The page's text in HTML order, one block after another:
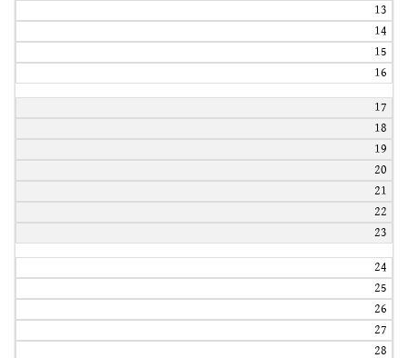
13
14
15
16
17
18
19
20
21
22
23
24
25
26
27
28